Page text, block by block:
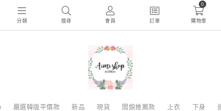
分類 搜尋 會員 訂單
0
購物車
嚴選韓版平價款 新品 現貨 闆娘推薦款 上衣 下身